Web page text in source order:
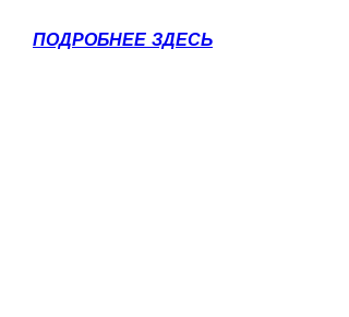
ПОДРОБНЕЕ ЗДЕСЬ